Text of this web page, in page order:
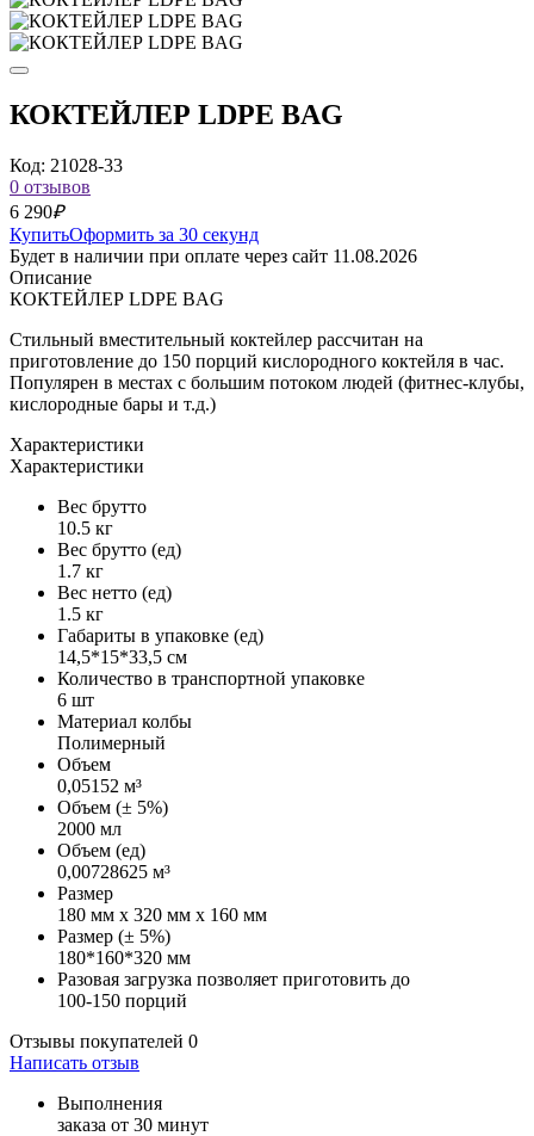
КОКТЕЙЛЕР LDPE BAG
Код: 21028-33
0 отзывов
6 290₽
КупитьОформить за 30 секунд
Будет в наличии при оплате через сайт 11.08.2026
Описание
КОКТЕЙЛЕР LDPE BAG
Стильный вместительный коктейлер рассчитан на
приготовление до 150 порций кислородного коктейля в час.
Популярен в местах с большим потоком людей (фитнес-клубы,
кислородные бары и т.д.)
Характеристики
Характеристики
Вес брутто
10.5 кг
Вес брутто (ед)
1.7 кг
Вес нетто (ед)
1.5 кг
Габариты в упаковке (ед)
14,5*15*33,5 см
Количество в транспортной упаковке
6 шт
Материал колбы
Полимерный
Объем
0,05152 м³
Объем (± 5%)
2000 мл
Объем (ед)
0,00728625 м³
Размер
180 мм x 320 мм x 160 мм
Размер (± 5%)
180*160*320 мм
Разовая загрузка позволяет приготовить до
100-150 порций
Отзывы покупателей 0
Написать отзыв
Выполнения
заказа от 30 минут